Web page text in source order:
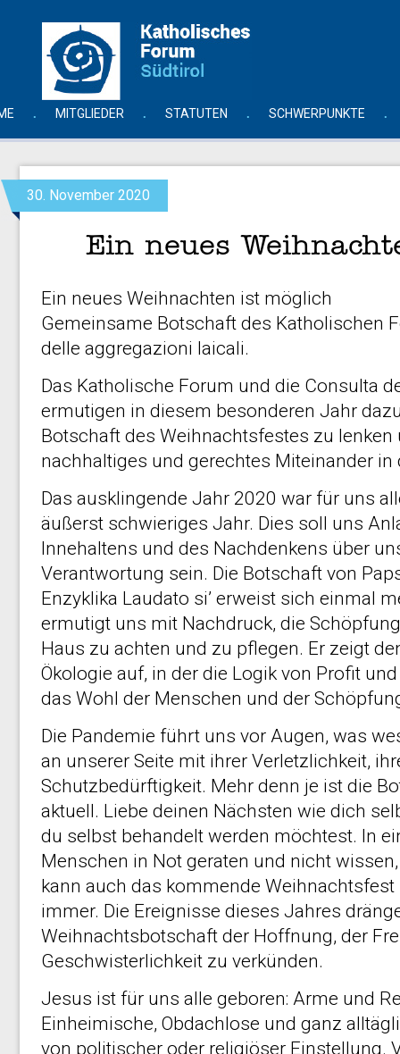
MITGLIEDER STATUTEN SCHWERPUNKTE
30. November 2020
Ein neues
Ein neues Weihnachten ist möglich
Gemeinsame Botschaft des Katholischen
delle aggregazioni laicali.
Das Katholische Forum und die Consulta
ermutigen in diesem besonderen Jahr
Botschaft des Weihnachtsfestes zu lenken
nachhaltiges und gerechtes Miteinander
Das ausklingende Jahr 2020 war für uns
äußerst schwieriges Jahr. Dies soll uns
Innehaltens und des Nachdenkens über
Verantwortung sein. Die Botschaft von
Enzyklika Laudato si’ erweist sich einmal
ermutigt uns mit Nachdruck, die
Haus zu achten und zu pflegen. Er zeigt
Ökologie auf, in der die Logik von Profit
das Wohl der Menschen und der
Die Pandemie führt uns vor Augen, was
an unserer Seite mit ihrer Verletzlichkeit,
Schutzbedürftigkeit. Mehr denn je ist die
aktuell. Liebe deinen Nächsten wie dich
du selbst behandelt werden möchtest. In
Menschen in Not geraten und nicht
kann auch das kommende
immer. Die Ereignisse dieses Jahres
Weihnachtsbotschaft der Hoffnung, der
Geschwisterlichkeit zu verkünden.
Jesus ist für uns alle geboren: Arme und
Einheimische, Obdachlose und ganz
von politischer oder religiöser Einstellung.